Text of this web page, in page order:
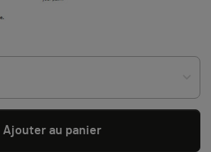
Ajouter au panier